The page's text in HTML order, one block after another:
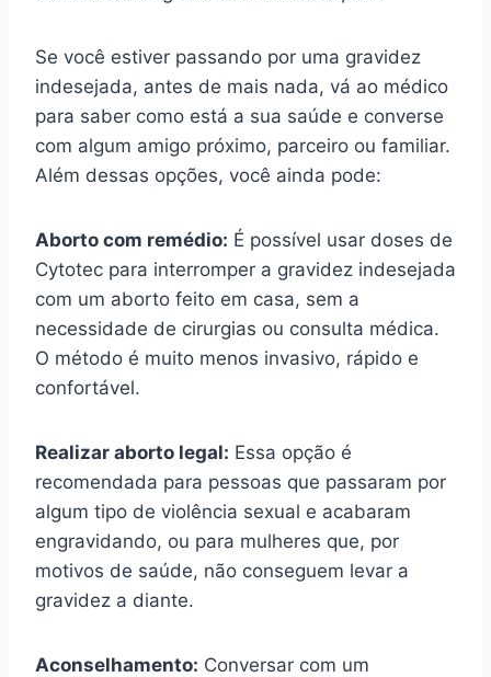
Se você estiver passando por uma gravidez
indesejada, antes de mais nada, vá ao médico
para saber como está a sua saúde e converse
com algum amigo próximo, parceiro ou familiar.
Além dessas opções, você ainda pode:
Aborto com remédio: É possível usar doses de
Cytotec para interromper a gravidez indesejada
com um aborto feito em casa, sem a
necessidade de cirurgias ou consulta médica.
O método é muito menos invasivo, rápido e
confortável.
Realizar aborto legal: Essa opção é
recomendada para pessoas que passaram por
algum tipo de violência sexual e acabaram
engravidando, ou para mulheres que, por
motivos de saúde, não conseguem levar a
gravidez a diante.
Aconselhamento: Conversar com um